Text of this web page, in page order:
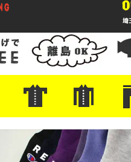
ャツ
ー
ースポーツ
ンート
柄/無地
ル/リンガー
プ/NBA・ポロシャツ
・半袖シャツ
・アロハ/サーフ/ボーリング
・ラルフ/ブランド
・無地/チェック/ストラ
・ワーク/ミリタリー/ウ
・ネル/ウール ・ショ
・アウ
・ジー
・
・ミリ
・コー
・コッ
・オー
・ジャ
ン